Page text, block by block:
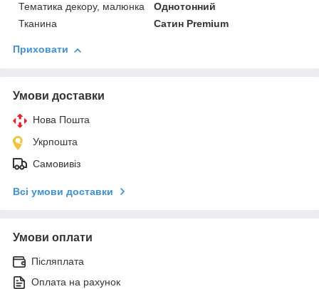
Тематика декору, малюнка
Однотонний
Тканина
Сатин Premium
Приховати
Умови доставки
Нова Пошта
Укрпошта
Самовивіз
Всі умови доставки
Умови оплати
Післяплата
Оплата на рахунок